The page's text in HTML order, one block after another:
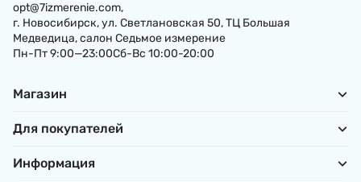
opt@7izmerenie.com,
г. Новосибирск, ул. Светлановская 50, ТЦ Большая
Медведица, салон Седьмое измерение
Пн-Пт 9:00—23:00Сб-Вс 10:00-20:00
Магазин
Для покупателей
Информация